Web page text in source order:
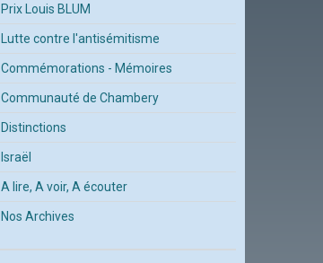
Prix Louis BLUM
Lutte contre l'antisémitisme
Commémorations - Mémoires
Communauté de Chambery
Distinctions
Israël
A lire, A voir, A écouter
Nos Archives